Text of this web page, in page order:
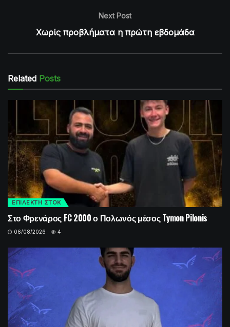
Next Post
Χωρίς προβλήματα η πρώτη εβδομάδα
Related Posts
ΕΠΙΛΕΚΤΗ ΣΤΟΚ
Στο Φρενάρος FC 2000 ο Πολωνός μέσος Tymon Pilonis
06/08/2026 4